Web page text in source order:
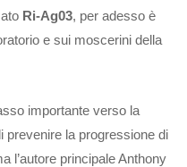
Ri-Ag03, per adesso è
e sui moscerini della
importante verso la
prevenire la progressione di
l’autore principale Anthony